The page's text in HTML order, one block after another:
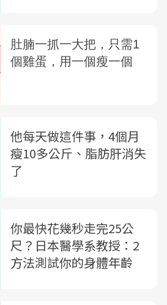
他每天做這件事，4個月
瘦10多公斤、脂肪肝消失
了
你最快花幾秒走完25公
尺？日本醫學系教授：2
方法測試你的身體年齡